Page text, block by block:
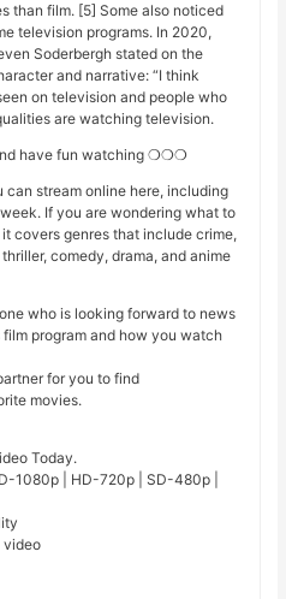
than film. [5] Some also noticed
television programs. In 2020,
Soderbergh stated on the
and narrative: “I think
on television and people who
are watching television.
have fun watching ❍❍❍
can stream online here, including
If you are wondering what to
covers genres that include crime,
comedy, drama, and anime
who is looking forward to news
film program and how you watch
for you to find
movies.
Today.
1080p | HD-720p | SD-480p |
video